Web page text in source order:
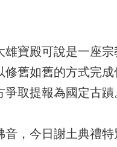
寶殿可說是一座
舊如舊的方式完
取提報為國定古蹟
，今日謝土典禮